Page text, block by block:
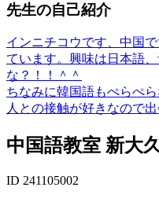
先生の自己紹介
インニチコウです、中国
ています。興味は日本語
な？！！＾＾
ちなみに韓国語もぺらぺ
人との接触が好きなので
中国語教室 新大
ID 241105002